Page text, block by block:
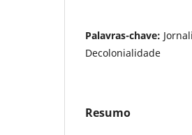
Palavras-chave:
Decolonialidade
Resumo